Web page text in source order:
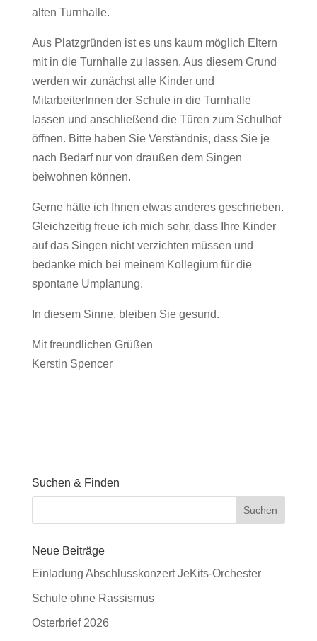
alten Turnhalle.
Aus Platzgründen ist es uns kaum möglich Eltern
mit in die Turnhalle zu lassen. Aus diesem Grund
werden wir zunächst alle Kinder und
MitarbeiterInnen der Schule in die Turnhalle
lassen und anschließend die Türen zum Schulhof
öffnen. Bitte haben Sie Verständnis, dass Sie je
nach Bedarf nur von draußen dem Singen
beiwohnen können.
Gerne hätte ich Ihnen etwas anderes geschrieben.
Gleichzeitig freue ich mich sehr, dass Ihre Kinder
auf das Singen nicht verzichten müssen und
bedanke mich bei meinem Kollegium für die
spontane Umplanung.
In diesem Sinne, bleiben Sie gesund.
Mit freundlichen Grüßen
Kerstin Spencer
Suchen & Finden
Neue Beiträge
Einladung Abschlusskonzert JeKits-Orchester
Schule ohne Rassismus
Osterbrief 2026